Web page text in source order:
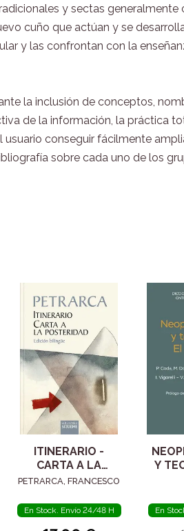
y sectas
cuño que actúan y se
y las confrontan con la
la inclusión de conceptos,
de la información, la práctica
conseguir fácilmente
sobre cada uno de los
ITINERARIO -
CARTA A LA
POSTERIDAD
PETRARCA, FRANCESCO
En Stock. Envío 24/48 H
Y
En